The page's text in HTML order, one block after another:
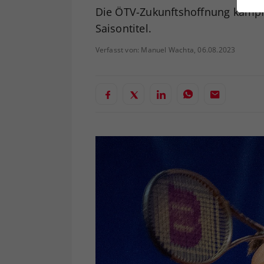
Die ÖTV-Zukunftshoffnung
Saisontitel.
Verfasst von: Manuel Wachta, 06.08.2023